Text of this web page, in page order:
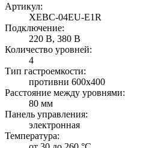
Артикул:
XEBC-04EU-E1R
Подключение:
220 В, 380 В
Количество уровней:
4
Тип гастроемкости:
противни 600х400
Расстояние между уровнями:
80 мм
Панель управления:
электронная
Температура: